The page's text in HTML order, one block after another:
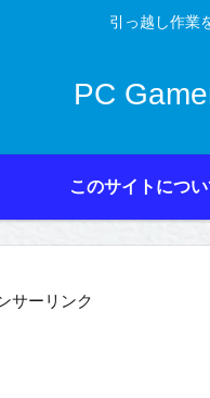
引っ越し作業
PC
このサイトにつ
サーリンク